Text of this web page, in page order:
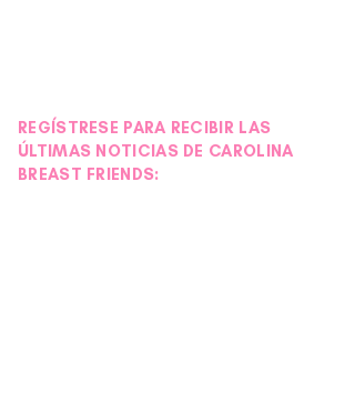
REGÍSTRESE PARA RECIBIR LAS
ÚLTIMAS NOTICIAS DE CAROLINA
BREAST FRIENDS: